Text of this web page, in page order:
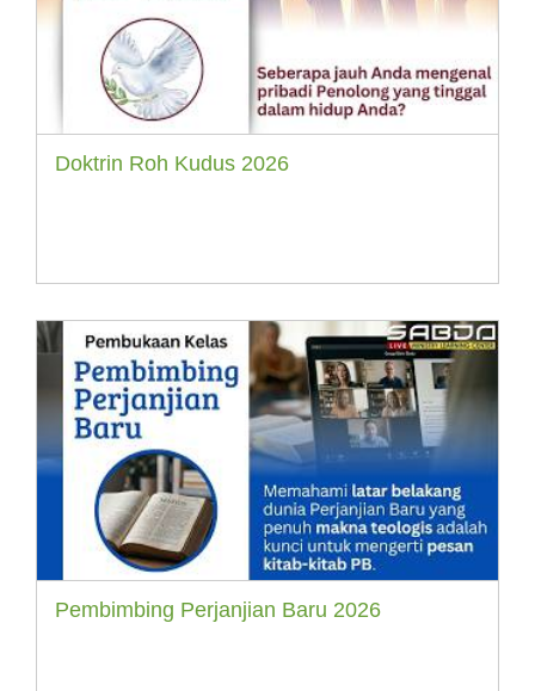
Doktrin Roh Kudus 2026
Pembimbing Perjanjian Baru 2026